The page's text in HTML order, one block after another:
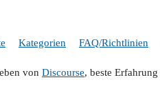
Kategorien FAQ/Richtlinien
von Discourse, beste